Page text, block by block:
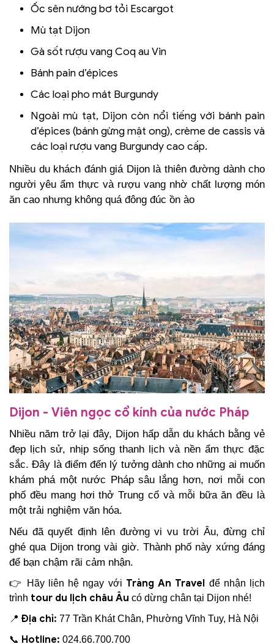
Ốc sên nướng bơ tỏi Escargot
Mù tạt Dijon
Gà sốt rượu vang Coq au Vin
Bánh pain d’épices
Các loại pho mát Burgundy
Ngoài mù tạt, Dijon còn nổi tiếng với bánh pain
d’épices (bánh gừng mật ong), crème de cassis và
các loại rượu vang Burgundy cao cấp.
Nhiều du khách đánh giá Dijon là thiên đường dành cho
người yêu ẩm thực và rượu vang nhờ chất lượng món
ăn cao nhưng không quá đông đúc ồn ào
Dijon - Viên ngọc cổ kính của nước Pháp
Nhiều năm trở lại đây, Dijon hấp dẫn du khách bằng vẻ
đẹp lịch sử, nhịp sống thanh lịch và nền ẩm thực đặc
sắc. Đây là điểm đến lý tưởng dành cho những ai muốn
khám phá một nước Pháp sâu lắng hơn, nơi mỗi con
phố đều mang hơi thở Trung cổ và mỗi bữa ăn đều là
một trải nghiệm văn hóa.
Nếu đã quyết định lên đường vi vu trời Âu, đừng chỉ
ghé qua Dijon trong vài giờ. Thành phố này xứng đáng
để bạn chậm rãi cảm nhận.
👉 Hãy liên hệ ngay với Tràng An Travel để nhận lịch
trình tour du lịch châu Âu có dừng chân tại Dijon nhé!
📍 Địa chỉ: 77 Trần Khát Chân, Phường Vĩnh Tuy, Hà Nội
📞 Hotline: 024.66.700.700